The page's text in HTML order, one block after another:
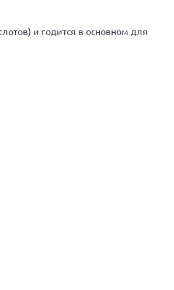
и годится в основном для